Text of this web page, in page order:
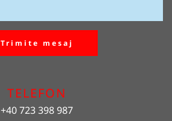
Trimite mesaj
TELEFON
+40 723 398 987